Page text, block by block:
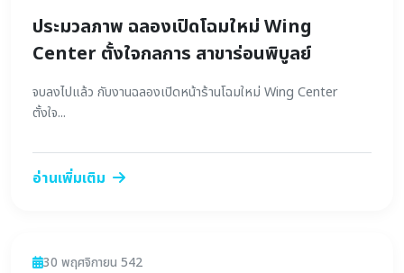
ประมวลภาพ ฉลองเปิดโฉมใหม่ Wing
Center ตั้งใจกลการ สาขาร่อนพิบูลย์
จบลงไปแล้ว กับงานฉลองเปิดหน้าร้านโฉมใหม่ Wing Center
ตั้งใจ...
อ่านเพิ่มเติม
ข่าวสาร
30 พฤศจิกายน 542